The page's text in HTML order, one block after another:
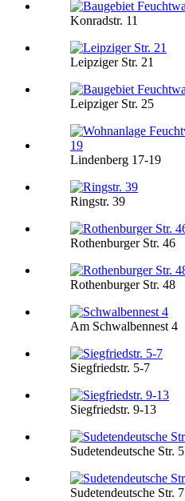
Konradstr. 11
Leipziger Str. 21
Leipziger Str. 25
Lindenberg 17-19
Ringstr. 39
Rothenburger Str. 46
Rothenburger Str. 48
Am Schwalbennest 4
Siegfriedstr. 5-7
Siegfriedstr. 9-13
Sudetendeutsche Str. 5
Sudetendeutsche Str. 7